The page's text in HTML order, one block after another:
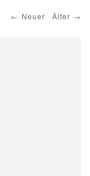
Neuer Älter